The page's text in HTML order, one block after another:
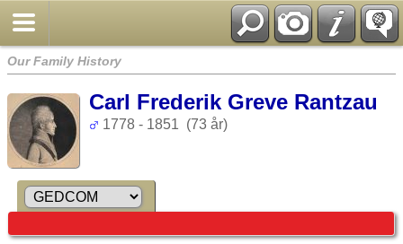
Our Family History
Carl Frederik Greve Rantzau
1778 - 1851 (73 år)